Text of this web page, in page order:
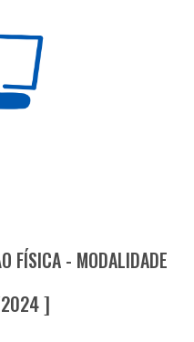
FÍSICA - MODALIDADE
]